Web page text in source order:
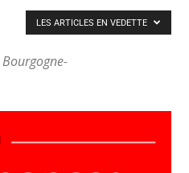
LES ARTICLES EN VEDETTE